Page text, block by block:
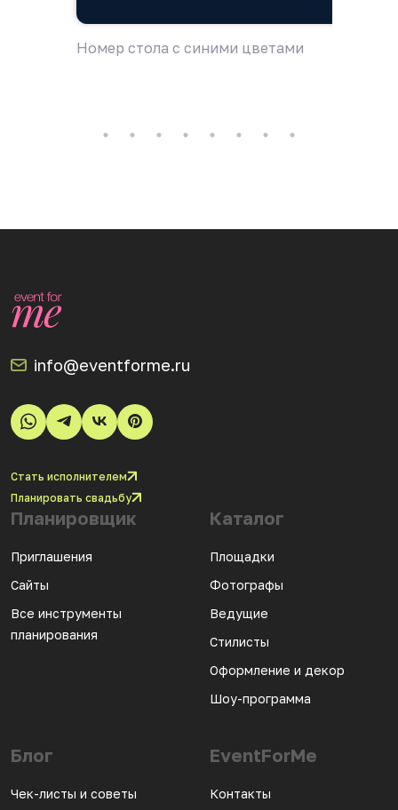
Номер стола с синими цветами
info@eventforme.ru
Стать исполнителем
Планировать свадьбу
Планировщик
Приглашения
Сайты
Все инструменты
планирования
Каталог
Площадки
Фотографы
Ведущие
Стилисты
Оформление и декор
Шоу-программа
Блог
Чек-листы и советы
EventForMe
Контакты